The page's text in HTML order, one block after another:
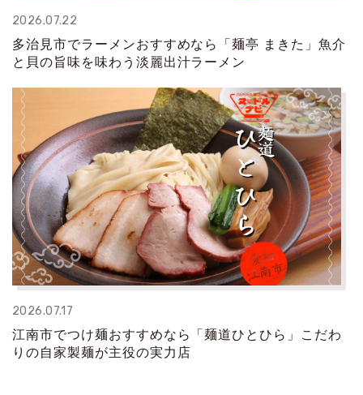
2026.07.22
多治見市でラーメンおすすめなら「麺亭 まきた」魚介
と貝の旨味を味わう淡麗出汁ラーメン
2026.07.17
江南市でつけ麺おすすめなら「麺道ひとひら」こだわ
りの自家製麺が主役の実力店